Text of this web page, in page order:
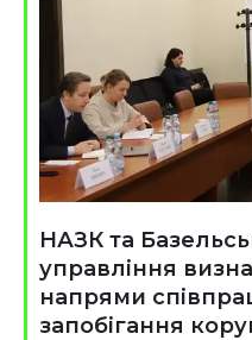
НАЗК та
управління
напрями
запобігання